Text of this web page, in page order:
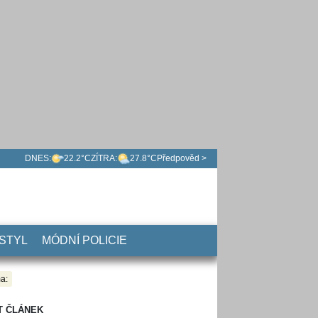
DNES: 22.2°CZÍTRA: 27.8°C Předpověd >
MÓDNÍ POLICIE
ČLÁNEK